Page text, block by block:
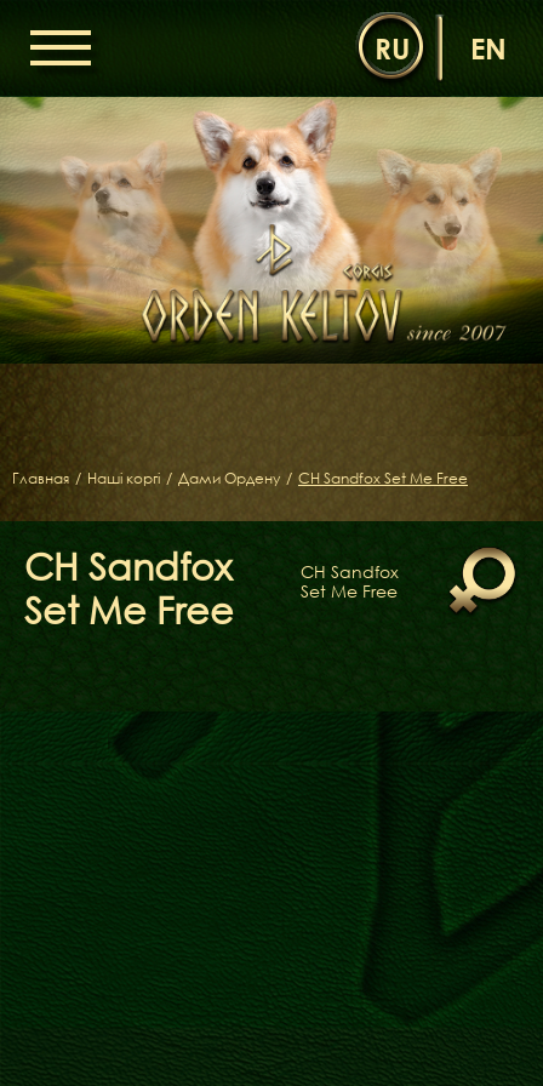
Главная / Наші коргі / Дами Ордену / CH Sandfox Set Me Free
CH Sandfox
Set Me Free
CH Sandfox
Set Me Free
RU EN
ОРДЕН КЕЛЬТІВ
НОВИНИ
ДИТЯЧА КІМНАТА
КОНТАКТИ
НАШІ КОРГІ
ДАМИ ОРДЕНУ
ДИТЯЧА КІМНАТА
БІБЛІОТЕКА
МІФИ
ФАКТИ
БЛОГ
ГАЛЕРЕЇ